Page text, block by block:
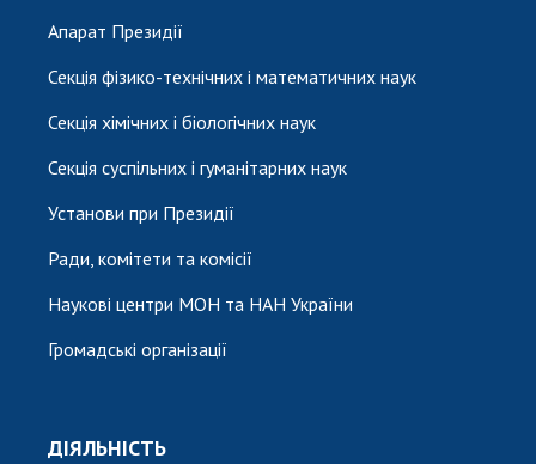
Апарат Президії
Секція фізико-технічних і математичних наук
Секція хімічних і біологічних наук
Секція суспільних і гуманітарних наук
Установи при Президії
Ради, комітети та комісії
Наукові центри МОН та НАН України
Громадські організації
ДІЯЛЬНІСТЬ